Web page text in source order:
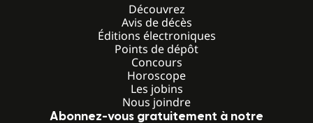
Découvrez
Avis de décès
Éditions électroniques
Points de dépôt
Concours
Horoscope
Les jobins
Nous joindre
Abonnez-vous gratuitement à notre